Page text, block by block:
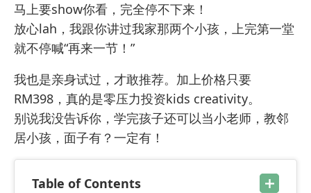
马上要show你看，完全停不下来！
放心lah，我跟你讲过我家那两个小孩，上完第一堂
就不停喊“再来一节！”
我也是亲身试过，才敢推荐。加上价格只要
RM398，真的是零压力投资kids creativity。
别说我没告诉你，学完孩子还可以当小老师，教邻
居小孩，面子有？一定有！
Table of Contents